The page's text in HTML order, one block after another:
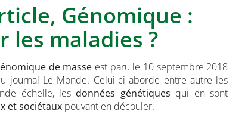
Génomique :
les maladies ?
de masse est paru le 10 septembre 2018
journal Le Monde. Celui-ci aborde entre autre les
échelle, les données génétiques qui en sont
et sociétaux pouvant en découler.